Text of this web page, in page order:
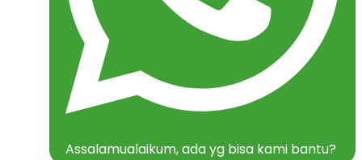
Assalamualaikum, ada yg bisa kami bantu?